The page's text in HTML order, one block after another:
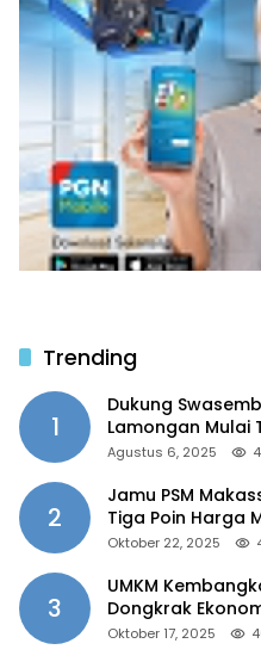
Trending
1
Dukung
Lamongan Mulai
Agustus 6, 2025
2
Jamu PSM
Tiga Poin Harga
Oktober 22, 2025
3
UMKM
Dongkrak
Oktober 17, 2025